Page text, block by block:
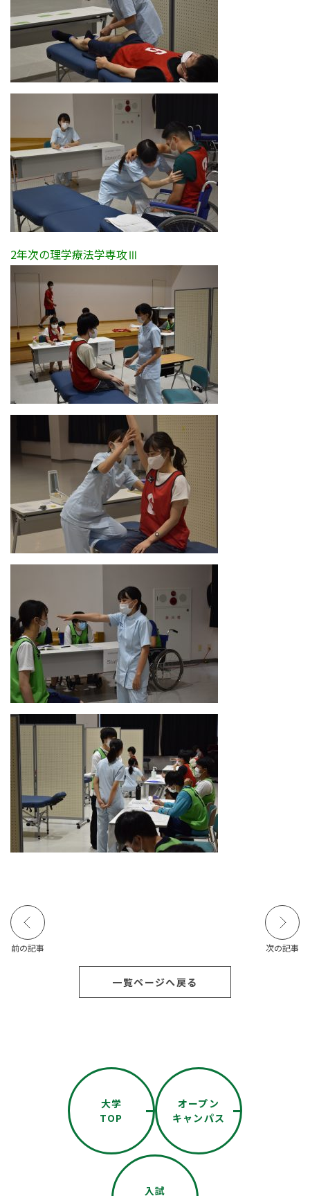
2年次の理学療法学専攻Ⅲ
前の記事 次の記事
一覧ページへ戻る
大学
TOP
オープン
キャンパス
入試